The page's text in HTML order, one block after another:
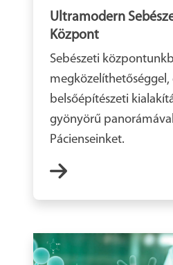
Ultramodern
Központ
Sebészeti
megközelíthetőséggel,
belsőépítészeti
gyönyörű
Pácienseinket.